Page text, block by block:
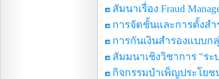
สัมนาเรื่อง Fraud
การจัดชั้นและการตั้งส
การกันเงินสำรองแบบ
สัมมนาเชิงวิชาการ "ระ
กิจกรรมบำเพ็ญประโยช